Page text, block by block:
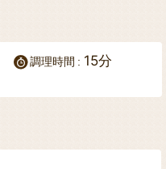
調理時間 15分